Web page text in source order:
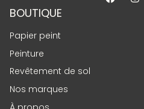
BOUTIQUE
Papier peint
Peinture
Revêtement de sol
Nos marques